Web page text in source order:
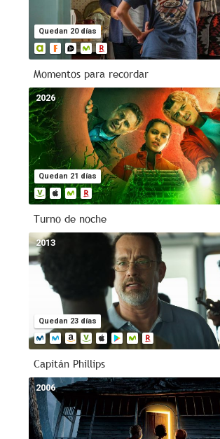
Quedan 20 días
Momentos para recordar
Quedan 21 días
2026
Turno de noche
Quedan 23 días
2013
Capitán Phillips
2006